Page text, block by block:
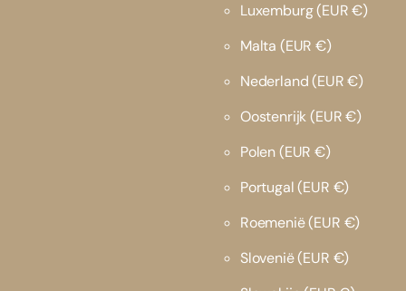
Luxemburg(EUR €)
Malta (EUR €)
Nederland(EUR €)
Oostenrijk(EUR €)
Polen(EUR €)
Portugal(EUR €)
Roemenië(EUR €)
Slovenië(EUR €)